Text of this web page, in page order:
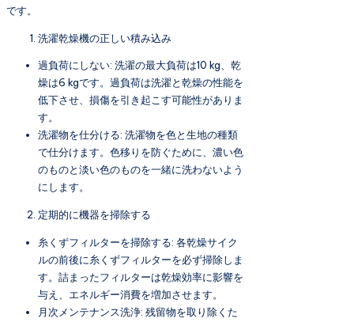
です。
洗濯乾燥機の正しい積み込み
過負荷にしない: 洗濯の最大負荷は10 kg、乾
燥は6 kgです。過負荷は洗濯と乾燥の性能を
低下させ、損傷を引き起こす可能性がありま
す。
洗濯物を仕分ける: 洗濯物を色と生地の種類
で仕分けます。色移りを防ぐために、濃い色
のものと淡い色のものを一緒に洗わないよう
にします。
定期的に機器を掃除する
糸くずフィルターを掃除する: 各乾燥サイク
ルの前後に糸くずフィルターを必ず掃除しま
す。詰まったフィルターは乾燥効率に影響を
与え、エネルギー消費を増加させます。
月次メンテナンス洗浄: 残留物を取り除くた